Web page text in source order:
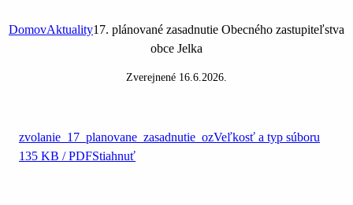
DomovAktuality17. plánované zasadnutie Obecného zastupiteľstva
obce Jelka
Zverejnené 16.6.2026
zvolanie_17_planovane_zasadnutie_ozVeľkosť a typ súboru
135 KB / PDFStiahnuť